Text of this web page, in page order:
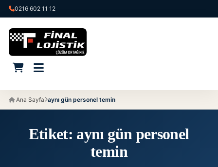
0216 602 11 12
Ana Sayfa aynı gün personel temin
Etiket: aynı gün personel
temin